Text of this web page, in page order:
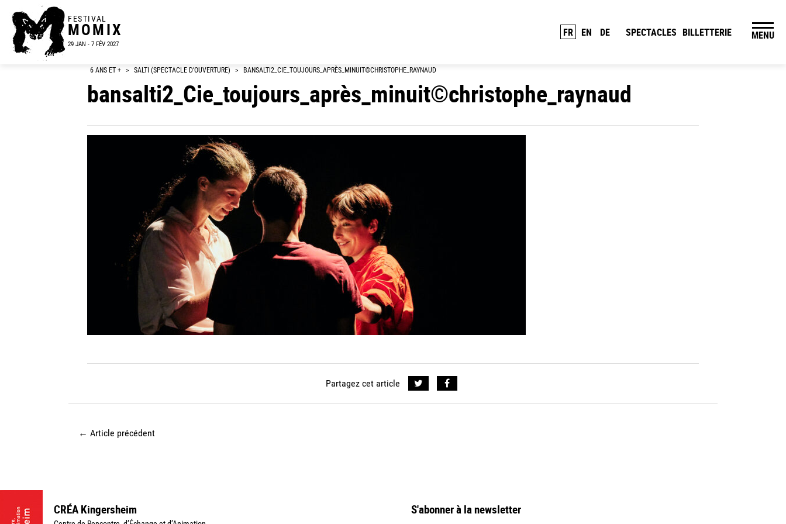
FESTIVAL
MOMIX
29 JAN - 7 FÉV 2027
FR EN DE SPECTACLES BILLETTERIE MENU
6 ANS ET + > SALTI (SPECTACLE D’OUVERTURE) > BANSALTI2_CIE_TOUJOURS_APRÈS_MINUIT©CHRISTOPHE_RAYNAUD
bansalti2_Cie_toujours_après_minuit©christophe_raynaud
Partagez cet article
← Article précédent
CRÉA Kingersheim S'abonner à la newsletter